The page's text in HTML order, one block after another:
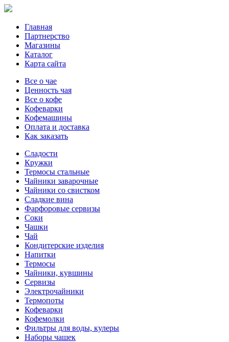
Главная
Партнерство
Магазины
Каталог
Карта сайта
Все о чае
Ценность чая
Все о кофе
Кофеварки
Кофемашины
Оплата и доставка
Как заказать
Сладости
Кружки
Термосы стальные
Чайники заварочные
Чайники со свистком
Сладкие вина
Фарфоровые сервизы
Соки
Чашки
Чай
Кондитерские изделия
Напитки
Термосы
Чайники, кувшины
Сервизы
Электрочайники
Термопоты
Кофеварки
Кофемолки
Фильтры для воды, кулеры
Наборы чашек